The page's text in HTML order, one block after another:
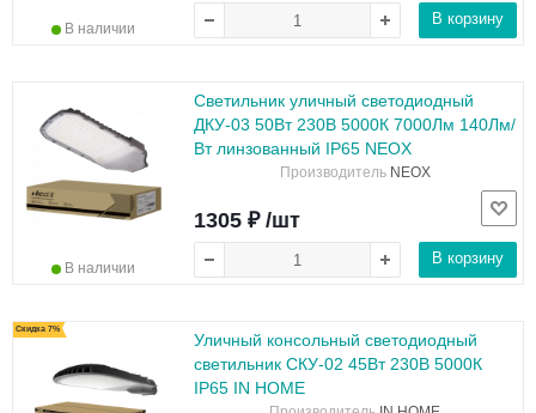
В наличии
В корзину
Светильник уличный светодиодный
ДКУ-03 50Вт 230В 5000К 7000Лм 140Лм/
Вт линзованный IP65 NEOX
Производитель NEOX
В наличии
1305 ₽ /шт
В корзину
Скидка 7%
Уличный консольный светодиодный
светильник СКУ-02 45Вт 230В 5000К
IP65 IN HOME